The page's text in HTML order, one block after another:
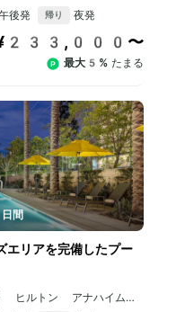
後発 帰り 夜発
〜
最大5% たまる
間
エリアを完備したプー
ルトン アナハイム